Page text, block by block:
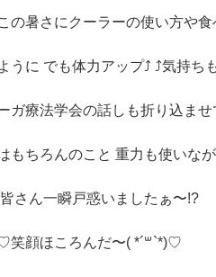
の暑さにクーラーの使い方や
に でも体力アップ⤴︎ ⤴︎気持ち
ガ療法学会の話しも折り込ま
もちろんのこと 重力も使いな
さん一瞬戸惑いましたぁ〜!?
顔ほころんだ〜( *´꒳`*)♡